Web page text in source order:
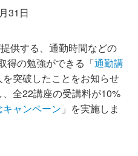
31日
供する、通勤時間などの
得の勉強ができる「通勤講
突破したことをお知らせ
全22講座の受講料が10%
ャンペーン 」を実施しま